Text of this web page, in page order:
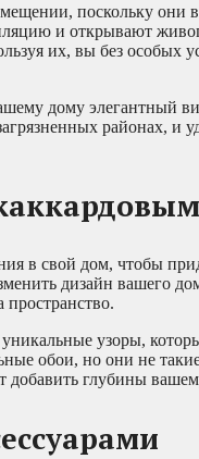
поскольку они
и открывают
их, вы без особых
дому элегантный
районах, и
в свой дом, чтобы
дизайн вашего
узоры,
обои, но они не
глубины